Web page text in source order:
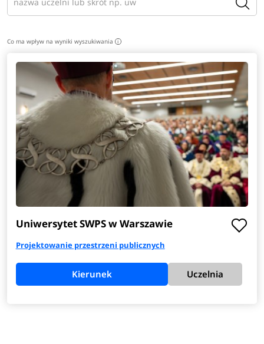
Co ma wpływ na wyniki wyszukiwania i
Uniwersytet SWPS w Warszawie
Projektowanie przestrzeni publicznych
Kierunek Uczelnia